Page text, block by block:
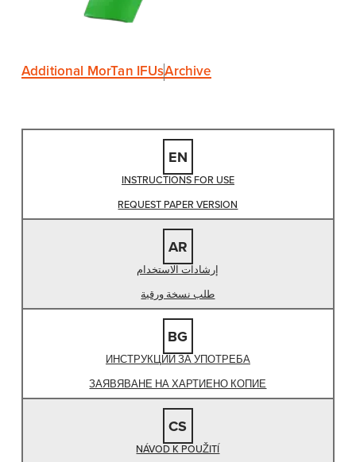
Additional MorTan IFUsArchive
EN
INSTRUCTIONS FOR USE
REQUEST PAPER VERSION
AR
إرشادات الاستخدام
طلب نسخة ورقية
BG
ИНСТРУКЦИИ ЗА УПОТРЕБА
ЗАЯВЯВАНЕ НА ХАРТИЕНО КОПИЕ
CS
NÁVOD K POUŽITÍ